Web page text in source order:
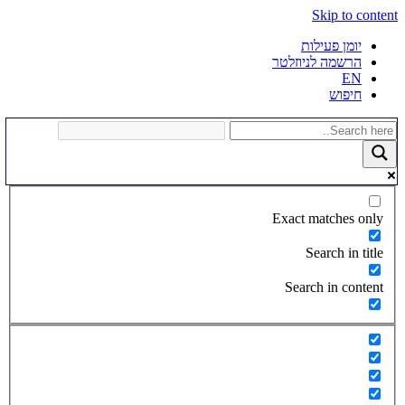
Skip to content
יומן פעילות
הרשמה לניוזלטר
EN
חיפוש
Exact matches only
Search in title
Search in content